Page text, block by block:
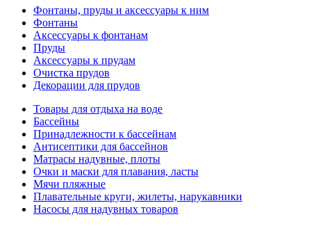
Фонтаны, пруды и аксессуары к ним
Фонтаны
Аксессуары к фонтанам
Пруды
Аксессуары к прудам
Очистка прудов
Декорации для прудов
Товары для отдыха на воде
Бассейны
Принадлежности к бассейнам
Антисептики для бассейнов
Матраcы надувные, плоты
Очки и маски для плавания, ласты
Мячи пляжные
Плавательные круги, жилеты, нарукавники
Насосы для надувных товаров